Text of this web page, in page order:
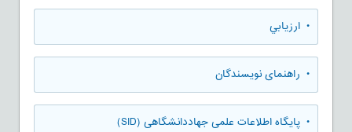
• ارزيابي
• راهنمای نویسندگان
• پایگاه اطلاعات علمی جهاددانشگاهی (SID)